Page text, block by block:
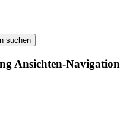
suchen
Ansichten-Navigation